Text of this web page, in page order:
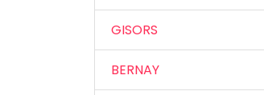
GISORS
BERNAY